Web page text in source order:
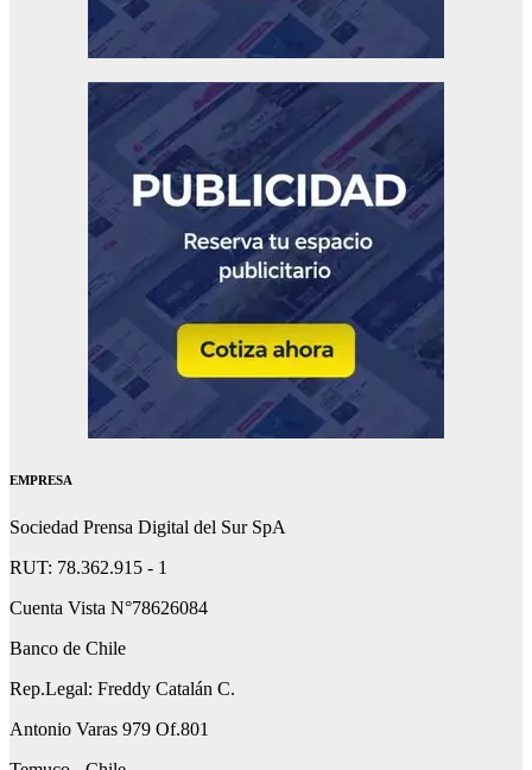
EMPRESA
Sociedad Prensa Digital del Sur SpA
RUT: 78.362.915 - 1
Cuenta Vista N°78626084
Banco de Chile
Rep.Legal: Freddy Catalán C.
Antonio Varas 979 Of.801